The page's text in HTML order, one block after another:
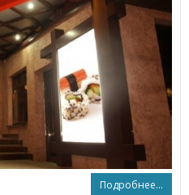
Подробнее...